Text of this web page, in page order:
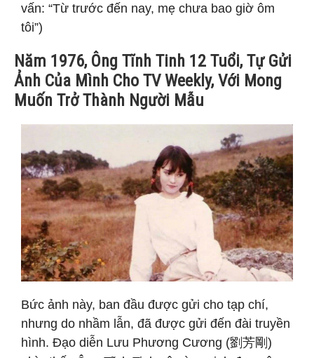
vấn: “Từ trước đến nay, mẹ chưa bao giờ ôm
tôi”)
Năm 1976, Ông Tĩnh Tinh 12 Tuổi, Tự Gửi
Ảnh Của Mình Cho TV Weekly, Với Mong
Muốn Trở Thành Người Mẫu
Bức ảnh này, ban đầu được gửi cho tạp chí,
nhưng do nhầm lẫn, đã được gửi đến đài truyền
hình. Đạo diễn Lưu Phương Cương (劉芳剛)